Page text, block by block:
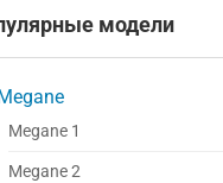
модели
Megane 1
Megane 2